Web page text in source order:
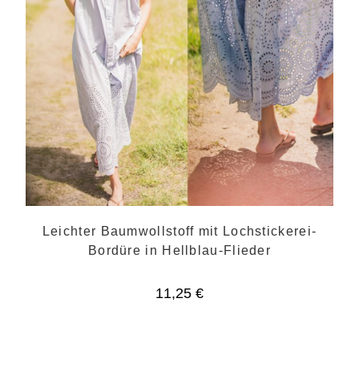
Leichter Baumwollstoff mit Lochstickerei-
Bordüre in Hellblau-Flieder
11,25 €